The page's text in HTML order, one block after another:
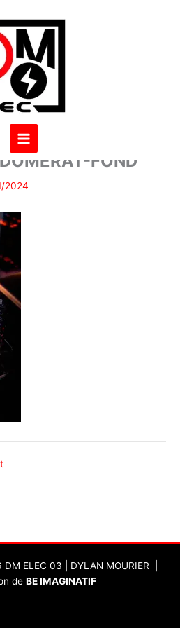
FOND
2024
ELEC 03 | DYLAN MOURIER
de BE IMAGINATIF